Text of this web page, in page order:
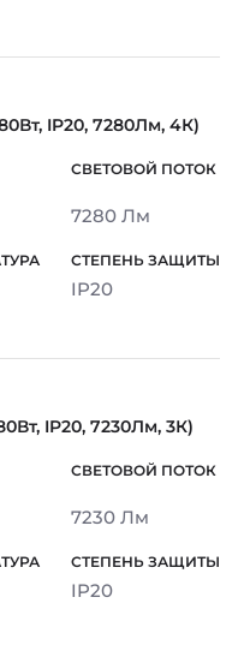
IP20, 7280Лм, 4К)
7280 Лм
IP20
IP20, 7230Лм, 3К)
7230 Лм
IP20